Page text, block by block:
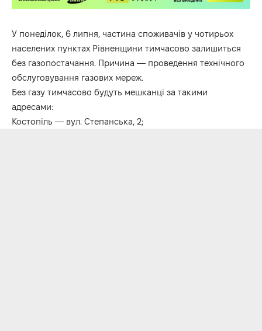
У понеділок, 6 липня, частина споживачів у чотирьох
населених пунктах Рівненщини тимчасово залишиться
без газопостачання. Причина — проведення технічного
обслуговування газових мереж.
Без газу тимчасово будуть мешканці за такими
адресами:
Костопіль — вул. Степанська, 2;